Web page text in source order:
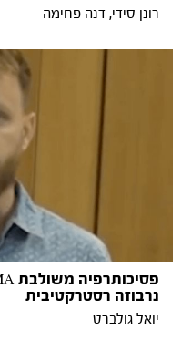
רונן סידי, דנה פחימה
נרבוזה רסטרקטיבית
יואל גולברט